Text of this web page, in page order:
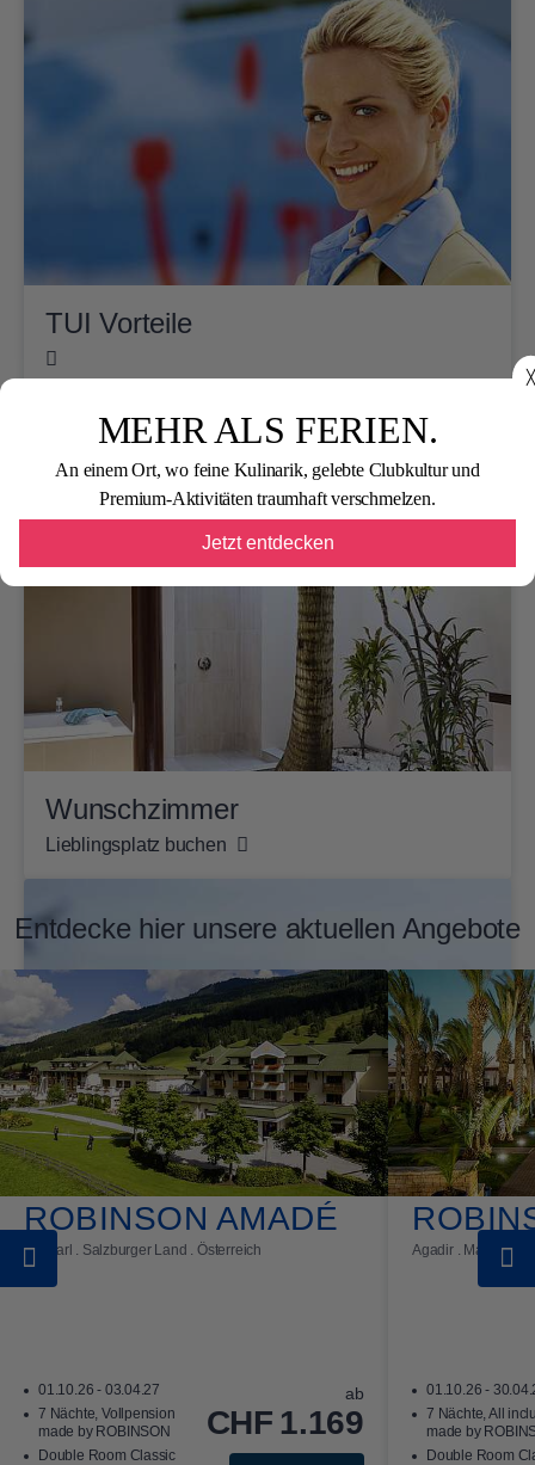
╳
MEHR ALS FERIEN.
An einem Ort, wo feine Kulinarik, gelebte Clubkultur und
Premium-Aktivitäten traumhaft verschmelzen.
Jetzt entdecken
TUI Vorteile
Wunschzimmer
Lieblingsplatz buchen
TUI Card
Entdecke hier unsere aktuellen Angebote
ROBINSON AMADÉ
Kleinarl . Salzburger Land . Österreich
01.10.26 - 03.04.27
7 Nächte, Vollpension
made by ROBINSON
Double Room Classic
ab
CHF 1.169
Agadir . Marokko
01.10.26 -
7 Nächte, All
made by
Double Room